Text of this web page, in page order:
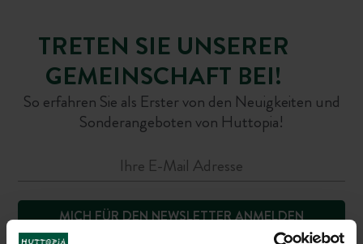
TRETEN SIE UNSERER
GEMEINSCHAFT BEI!
So erfahren Sie als Erster von den Neuigkeiten und
Sonderangeboten von Huttopia!
MICH FÜR DEN NEWSLETTER ANMELDEN